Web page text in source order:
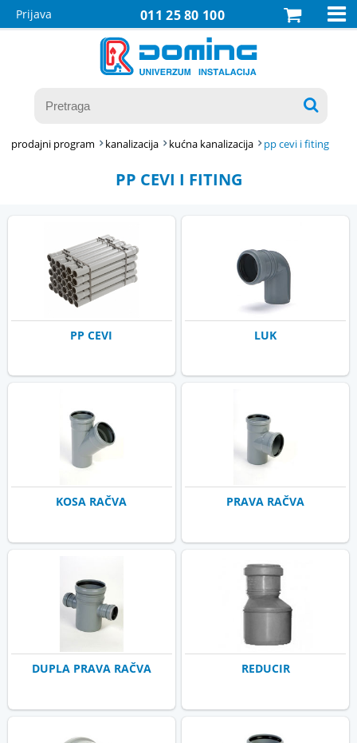
011 25 80 100
Prijava 

prodajni program kanalizacija kućna kanalizacija pp cevi i fiting
PP CEVI I FITING
PP CEVI LUK
KOSA RAČVA PRAVA RAČVA
DUPLA PRAVA RAČVA REDUCIR